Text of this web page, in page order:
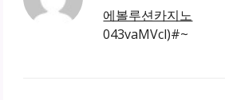
에볼루션카지노
043vaMVcl)#~